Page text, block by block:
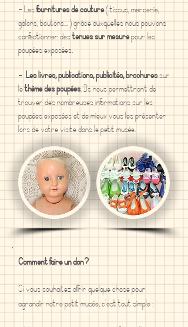
- Lesfournitures de couture( tissus, mercerie,
galons, boutons... ) grâce auxquelles nous pouvons
confectionner destenues sur mesurepour les
poupées exposées.
-Les livres, publications, publicités, brochuressur
lethème des poupées. Ils nous permettront de
trouver des nombreuses informations sur les
poupées exposées et de mieux vous les présenter
lors de votre visite dans le petit musée.
Comment faire un don ?
Si vous souhaitez offrir quelque chose pour
agrandir notre petit musée, c'est tout simple :